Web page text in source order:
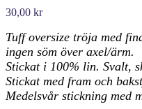
30,00 kr
Tuff oversize tröja med
ingen söm över axel/ärm.
Stickat i 100% lin. Svalt,
Stickat med fram och
Medelsvår stickning med